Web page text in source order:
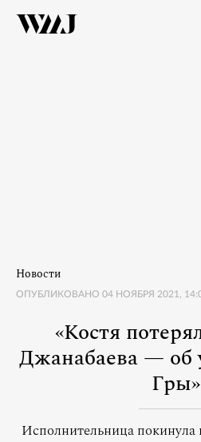
Новости
ОПУБЛИКОВАНО 04 НОЯБРЯ 2021,
«Костя
Джанабаева — об
Гры»
Исполнительница покинула